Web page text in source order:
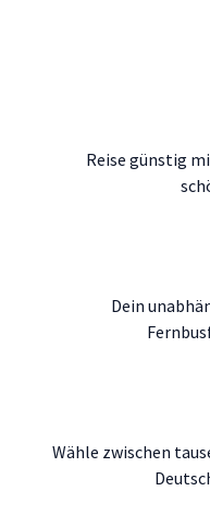
Reise günstig
Dein
Wähle zwischen